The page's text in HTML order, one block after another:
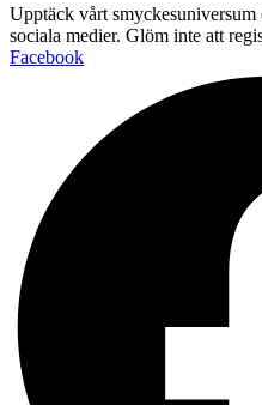
Upptäck vårt smyckesuniversum
sociala medier. Glöm inte att
Facebook